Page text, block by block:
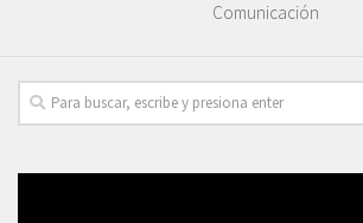
Comunicación